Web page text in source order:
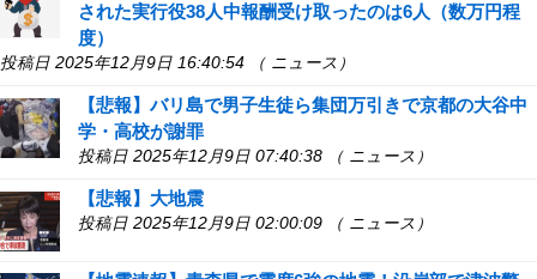
された実行役38人中報酬受け取ったのは6人（数万円程
度）
投稿日 2025年12月9日 16:40:54 （ ニュース）
【悲報】バリ島で男子生徒ら集団万引きで京都の大谷中
学・高校が謝罪
投稿日 2025年12月9日 07:40:38 （ ニュース）
【悲報】大地震
投稿日 2025年12月9日 02:00:09 （ ニュース）